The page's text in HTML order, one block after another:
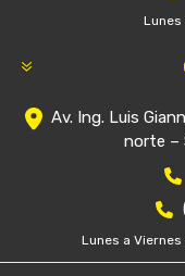
Lunes
Av. Ing. Luis
norte –
Lunes a Viernes